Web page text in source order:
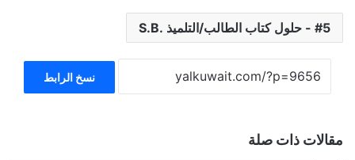
5 - حلول كتاب الطالب/التلميذ .S.B
نسخ الرابط
مقالات ذات صلة